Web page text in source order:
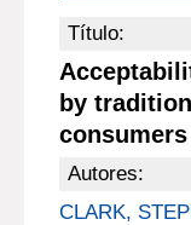
Título:
by
consumers
Autores:
CLARK,